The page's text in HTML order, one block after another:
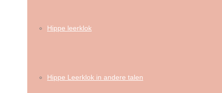
Hippe leerklok
Hippe Leerklok in andere talen